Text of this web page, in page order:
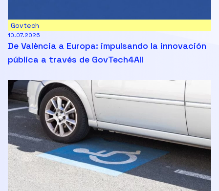
Govtech
10.07.2026
De València a Europa: impulsando la innovación
pública a través de GovTech4All